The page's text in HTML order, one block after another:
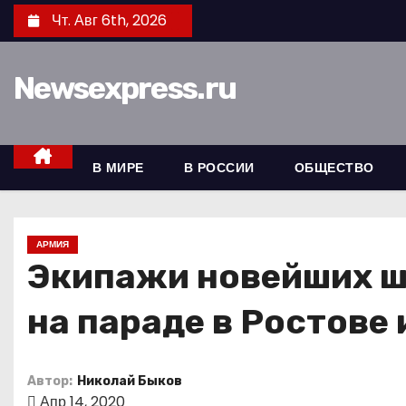
е
к
Чт. Авг 6th, 2026
Newsexpress.ru
В МИРЕ В РОССИИ ОБЩЕСТВО
АРМИЯ
Экипажи новейших
на параде в
Автор: Николай Быков